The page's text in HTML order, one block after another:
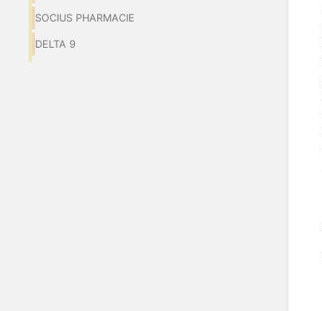
SOCIUS PHARMACIE
DELTA 9